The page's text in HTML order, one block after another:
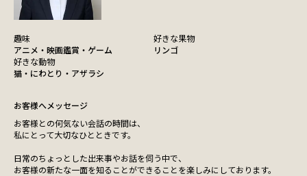
趣味
アニメ・映画鑑賞・ゲーム
好きな果物
リンゴ
好きな動物
猫・にわとり・アザラシ
お客様へメッセージ
お客様との何気ない会話の時間は、
私にとって大切なひとときです。
日常のちょっとした出来事やお話を伺う中で、
お客様の新たな一面を知ることができることを楽しみにしております。